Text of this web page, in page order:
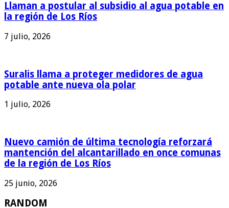
Llaman a postular al subsidio al agua potable en
la región de Los Ríos
7 julio, 2026
Suralis llama a proteger medidores de agua
potable ante nueva ola polar
1 julio, 2026
Nuevo camión de última tecnología reforzará
mantención del alcantarillado en once comunas
de la región de Los Ríos
25 junio, 2026
RANDOM